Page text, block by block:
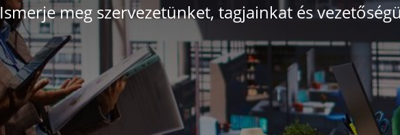
Ismerje meg szervezetünket, tagjainkat és